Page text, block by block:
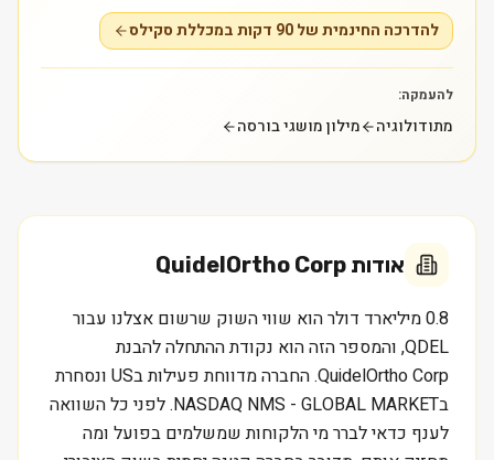
להדרכה החינמית של 90 דקות במכללת סקילס
להעמקה:
מתודולוגיה מילון מושגי בורסה
אודות QuidelOrtho Corp
0.8 מיליארד דולר הוא שווי השוק שרשום אצלנו עבור
QDEL, והמספר הזה הוא נקודת ההתחלה להבנת
QuidelOrtho Corp. החברה מדווחת פעילות בUS ונסחרת
בNASDAQ NMS - GLOBAL MARKET. לפני כל השוואה
לענף כדאי לברר מי הלקוחות שמשלמים בפועל ומה